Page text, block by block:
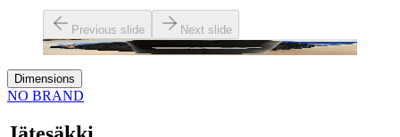
Previous slide Next slide
Dimensions
NO BRAND